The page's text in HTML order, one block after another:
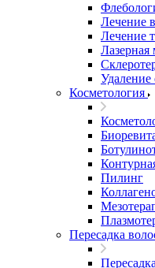
Лечение
Лечение
Удаление
Косметология
Пилинг
Пересадка